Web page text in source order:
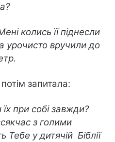
колись її піднесли
урочисто вручили до
запитала:
при собі завжди?
з голими
у дитячій Біблії